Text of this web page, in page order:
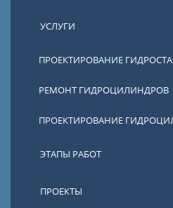
УСЛУГИ
ПРОЕКТИРОВАНИЕ
РЕМОНТ ГИДРОЦИЛИНДРОВ
ПРОЕКТИРОВАНИЕ
ЭТАПЫ РАБОТ
ПРОЕКТЫ